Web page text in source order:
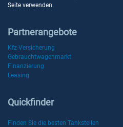
Seite verwenden.
Partnerangebote
Kfz-Versicherung
Gebrauchtwagenmarkt
Finanzierung
Leasing
Quickfinder
Finden Sie die besten Tankstellen